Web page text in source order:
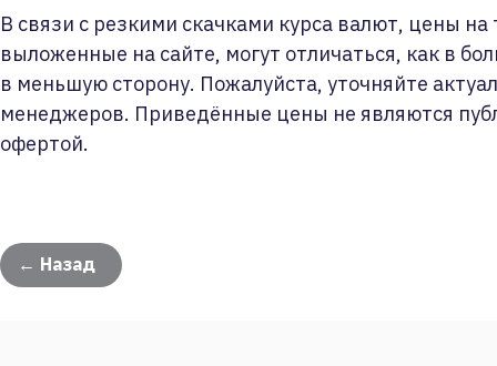
В связи с резкими скачками курса валют, цены на
выложенные на сайте, могут отличаться, как в
в меньшую сторону. Пожалуйста, уточняйте
менеджеров. Приведённые цены не являются
офертой.
← Назад